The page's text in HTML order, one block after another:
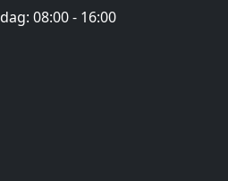
08:00 - 16:00